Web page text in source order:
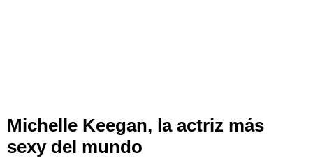
Michelle Keegan, la actriz más
sexy del mundo